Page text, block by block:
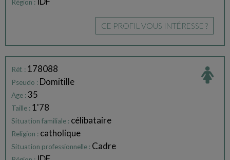
Région :
CE PROFIL VOUS INTÉRESSE ?
Réf. : 178088
Pseudo : Domitille
Age :35
Taille : 1'78
Situation familiale : célibataire
Religion : catholique
Situation professionnelle : Cadre